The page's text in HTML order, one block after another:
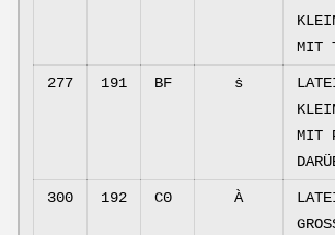
MIT
277 191 BF ṡ
MIT
300 192 C0 À